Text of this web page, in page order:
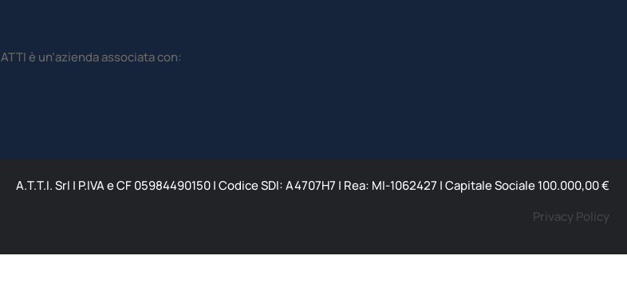
ATTI è un’azienda associata con:
A.T.T.I. SrI | P.IVA e CF 05984490150 | Codice SDI: A4707H7 | Rea: MI-1062427 | Capitale Sociale 100.000,00 €
Privacy Policy